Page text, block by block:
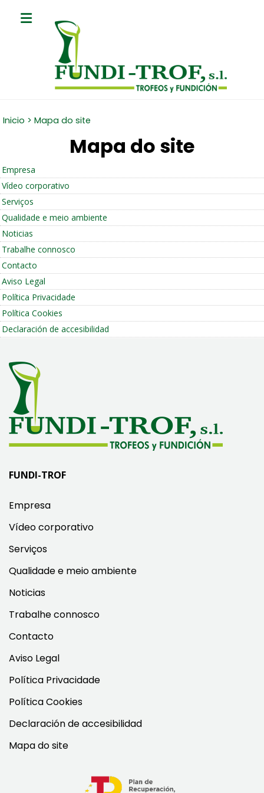
Inicio > Mapa do site
Mapa do site
Empresa
Vídeo corporativo
Serviços
Qualidade e meio ambiente
Noticias
Trabalhe connosco
Contacto
Aviso Legal
Política Privacidade
Política Cookies
Declaración de accesibilidad
FUNDI-TROF
Empresa
Vídeo corporativo
Serviços
Qualidade e meio ambiente
Noticias
Trabalhe connosco
Contacto
Aviso Legal
Política Privacidade
Política Cookies
Declaración de accesibilidad
Mapa do site